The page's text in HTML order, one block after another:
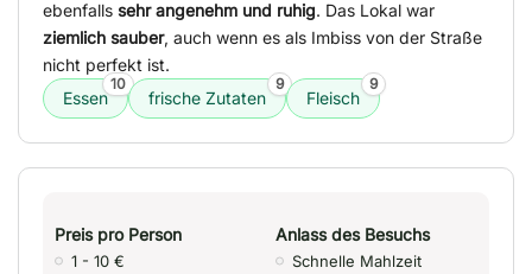
ebenfalls sehr angenehm und ruhig. Das Lokal war
ziemlich sauber, auch wenn es als Imbiss von der Straße
nicht perfekt ist.
Essen
10
frische Zutaten
9
Fleisch
9
Preis pro Person
1 - 10 €
Anlass des Besuchs
Schnelle Mahlzeit